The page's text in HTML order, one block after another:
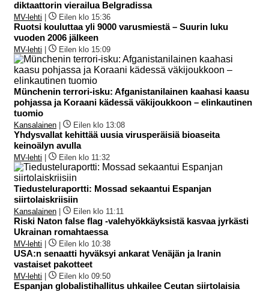
diktaattorin vierailua Belgradissa
MV-lehti Eilen klo 15:36
Ruotsi kouluttaa yli 9000 varusmiestä – Suurin luku
vuoden 2006 jälkeen
MV-lehti Eilen klo 15:09
Münchenin terrori-isku: Afganistanilainen kaahasi kaasu
pohjassa ja Koraani kädessä väkijoukkoon – elinkautinen
tuomio
Kansalainen Eilen klo 13:08
Yhdysvallat kehittää uusia virusperäisiä bioaseita
keinoälyn avulla
MV-lehti Eilen klo 11:32
Tiedusteluraportti: Mossad sekaantui Espanjan
siirtolaiskriisiin
Kansalainen Eilen klo 11:11
Riski Naton false flag -valehyökkäyksistä kasvaa jyrkästi
Ukrainan romahtaessa
MV-lehti Eilen klo 10:38
USA:n senaatti hyväksyi ankarat Venäjän ja Iranin
vastaiset pakotteet
MV-lehti Eilen klo 09:50
Espanjan globalistihallitus uhkailee Ceutan siirtolaisia